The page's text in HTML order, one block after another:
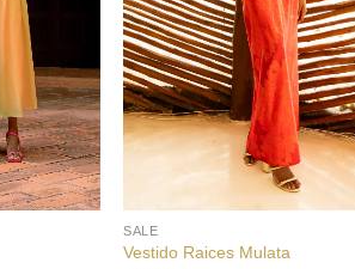
SALE
Vestido Raices Mulata